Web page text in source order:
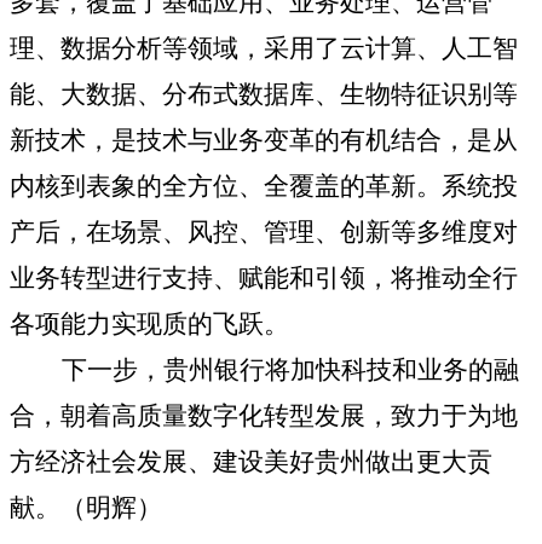
理、数据分析等领域，采用了云计算、人工智
能、大数据、分布式数据库、生物特征识别等
新技术，是技术与业务变革的有机结合，是从
内核到表象的全方位、全覆盖的革新。系统投
产后，在场景、风控、管理、创新等多维度对
业务转型进行支持、赋能和引领，将推动全行
各项能力实现质的飞跃。
下一步，贵州银行将加快科技和业务的融
合，朝着高质量数字化转型发展，致力于为地
方经济社会发展、建设美好贵州做出更大贡
献。（明辉）